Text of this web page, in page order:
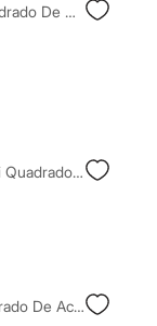
Óculos De Sol Feminino Quadrado De Acetato Marrom
Óculos De Sol Feminino Maxi Quadrado De Acetato Marrom
Óculos De Sol Unissex Quadrado De Acetato Triton Cinza